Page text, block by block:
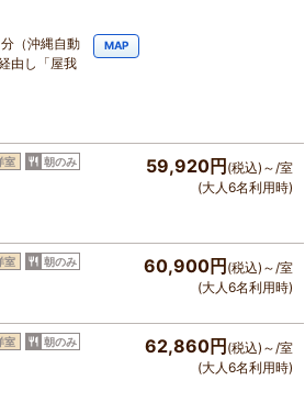
（沖縄自動
由し「屋我
MAP
室 朝のみ 59,920円 (税込)～/室
(大人6名利用時)
室 朝のみ 60,900円 (税込)～/室
(大人6名利用時)
室 朝のみ 62,860円 (税込)～/室
(大人6名利用時)